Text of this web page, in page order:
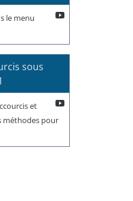
le menu
sous
et
méthodes pour